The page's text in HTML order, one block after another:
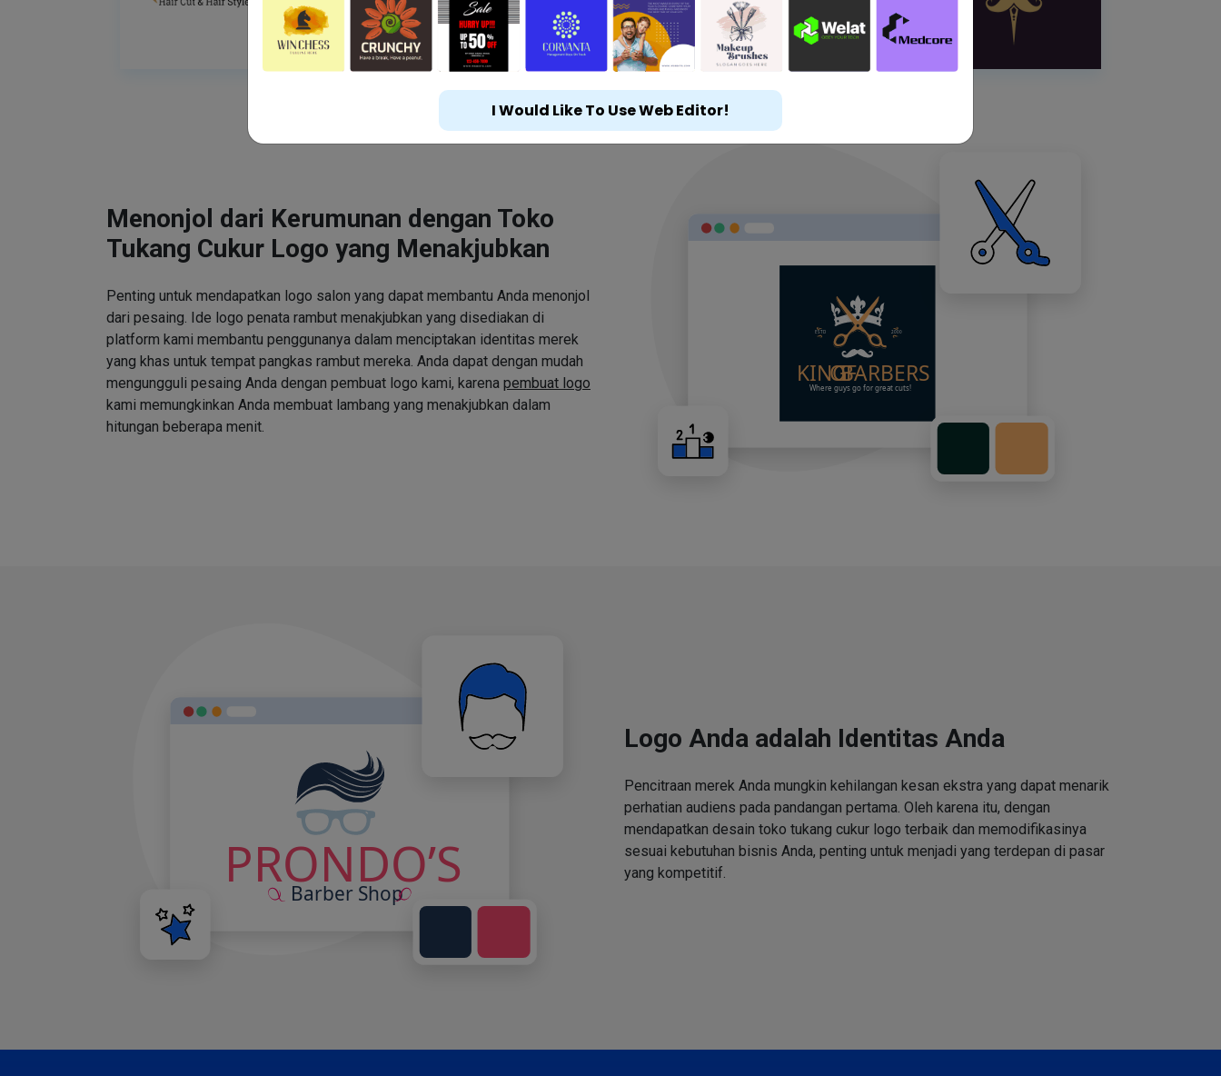
Menonjol dari Kerumunan dengan Toko
Tukang Cukur Logo yang Menakjubkan
Penting untuk mendapatkan logo salon yang dapat membantu Anda menonjol
dari pesaing. Ide logo penata rambut menakjubkan yang disediakan di
platform kami membantu penggunanya dalam menciptakan identitas merek
yang khas untuk tempat pangkas rambut mereka. Anda dapat dengan mudah
mengungguli pesaing Anda dengan pembuat logo kami, karena pembuat logo
kami memungkinkan Anda membuat lambang yang menakjubkan dalam
hitungan beberapa menit.
Logo Anda adalah Identitas Anda
Pencitraan merek Anda mungkin kehilangan kesan ekstra yang dapat menarik
perhatian audiens pada pandangan pertama. Oleh karena itu, dengan
mendapatkan desain toko tukang cukur logo terbaik dan memodifikasinya
sesuai kebutuhan bisnis Anda, penting untuk menjadi yang terdepan di pasar
yang kompetitif.
I Would Like To Use Web Editor!